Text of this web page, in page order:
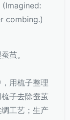
combing.)
茧。
用梳子整理
子去除蚕茧
工艺；生产